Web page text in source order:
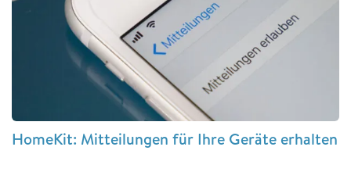
HomeKit: Mitteilungen für Ihre Geräte erhalten